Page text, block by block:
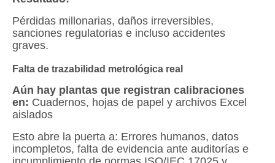
Pérdidas millonarias, daños irreversibles,
sanciones regulatorias e incluso accidentes
graves.
Falta de trazabilidad metrológica real
Aún hay plantas que registran calibraciones
en: Cuadernos, hojas de papel y archivos Excel
aislados
Esto abre la puerta a: Errores humanos, datos
incompletos, falta de evidencia ante auditorías e